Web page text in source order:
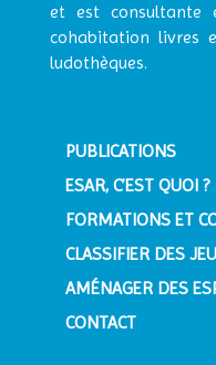
et est consultante
cohabitation livres
ludothèques.
PUBLICATIONS
ESAR, C’EST QUOI ?
FORMATIONS ET
CLASSIFIER DES
AMÉNAGER DES
CONTACT